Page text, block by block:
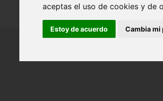
aceptas el uso de cookies y de
Estoy de acuerdo Cambia
ESPAÑA